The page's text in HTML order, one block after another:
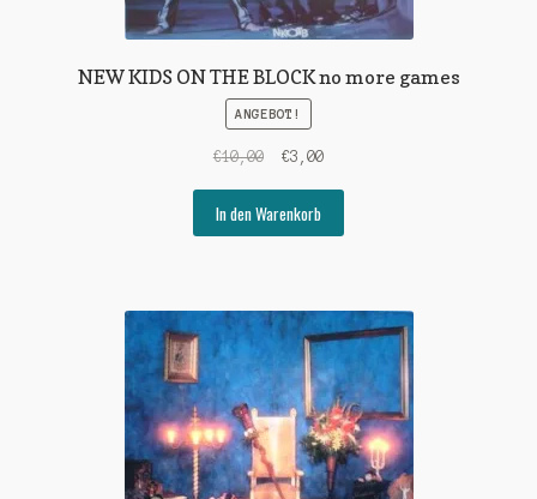
NEW KIDS ON THE BLOCK no more games
ANGEBOT!
€10,00
Ursprünglicher
war:
€10,00
€3,00Aktueller
€3,00.
In den Warenkorb